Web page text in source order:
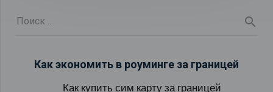
Как экономить в роуминге за границей
Как купить сим карту за границей